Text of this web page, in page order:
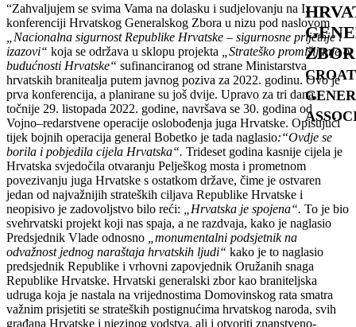
ZBOR
“Zahvaljujem se svima Vama na dolasku i sudjelovanju na I.
konferenciji Hrvatskog Generalskog Zbora u nizu pod naslovom
„Nacionalna sigurnost Republike Hrvatske – sigurnosne prijetnje i
izazovi“ koja se održava u sklopu projekta
„Strateško promišljanje o
budućnosti Hrvatske“ sufinanciranog od strane Ministarstva
hrvatskih branitealja putem javnog poziva za 2022. godinu. Ovo je
prva konferencija, a planirane su još dvije. Upravo za tri dana,
točnije 29. listopada 2022. godine, navršava se 30. godina od
Vojno–redarstvene operacije oslobođenja juga Hrvatske. Opisujući
tijek bojnih operacija general Bobetko je tada naglasio:“Ovdje se
borila i pobjedila cijela Hrvatska“. Trideset godina kasnije cijela je
Hrvatska svjedočila otvaranju Pelješkog mosta i prometnom
povezivanju juga Hrvatske s ostatkom države, čime je ostvaren
jedan od najvažnijih strateških ciljava Republike Hrvatske i
neopisivo je zadovoljstvo bilo reći:
„Hrvatska je spojena“. To je bio
svehrvatski projekt koji nas spaja, a ne razdvaja, kako je naglasio
Predsjednik Vlade odnosno
„monumentalni podsjetnik na
odvažnost jednog naraštaja hrvatskih ljudi“ kako je to naglasio
predsjednik Republike i vrhovni zapovjednik Oružanih snaga
Republike Hrvatske. Hrvatski generalski zbor kao braniteljska
udruga koja je nastala na vrijednostima Domovinskog rata smatra
važnim prisjetiti se strateških postignućima hrvatskog naroda, svih
građana Hrvatske i njezinog vodstva, ali i otvoriti znanstveno-